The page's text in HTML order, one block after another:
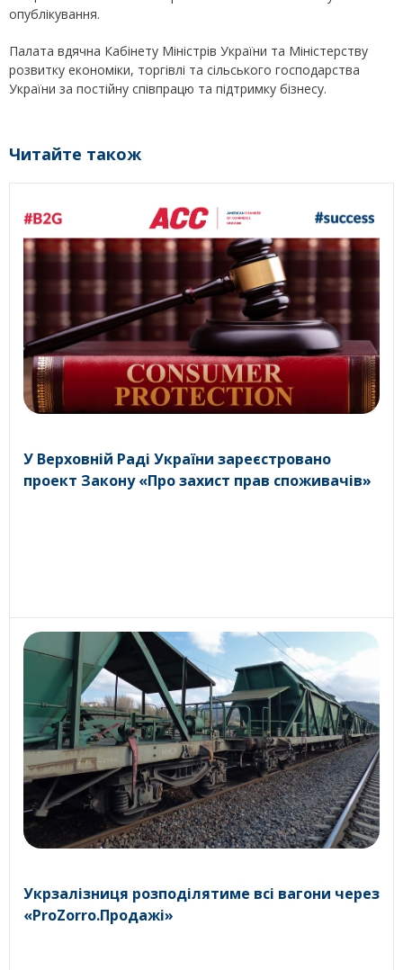
опублікування.
Палата вдячна Кабінету Міністрів України та Міністерству
розвитку економіки, торгівлі та сільського господарства
України за постійну співпрацю та підтримку бізнесу.
Читайте також
У Верховній Раді України зареєстровано
проект Закону «Про захист прав споживачів»
Укрзалізниця розподілятиме всі вагони через
«ProZorro.Продажі»